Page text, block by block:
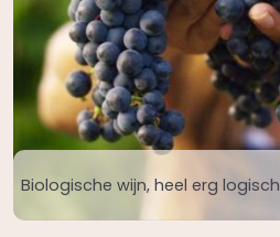
Biologische wijn, heel erg logisch